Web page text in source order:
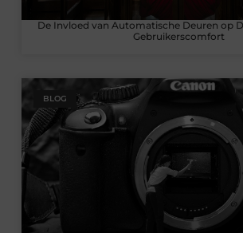
De Invloed van Automatische Deuren op
Gebruikerscomfort
BLOG